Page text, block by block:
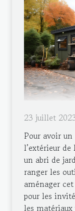
23 juillet
Pour avoir un
l’extérieur
un abri de
ranger les
aménager
pour les
les matériaux